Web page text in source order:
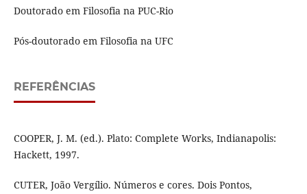
Doutorado em Filosofia na PUC-Rio
Pós-doutorado em Filosofia na UFC
REFERÊNCIAS
COOPER, J. M. (ed.). Plato: Complete Works, Indianapolis:
Hackett, 1997.
CUTER, João Vergílio. Números e cores. Dois Pontos,